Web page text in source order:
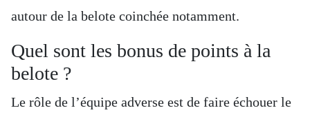
autour de la belote coinchée notamment.
Quel sont les bonus de points à la
belote ?
Le rôle de l’équipe adverse est de faire échouer le